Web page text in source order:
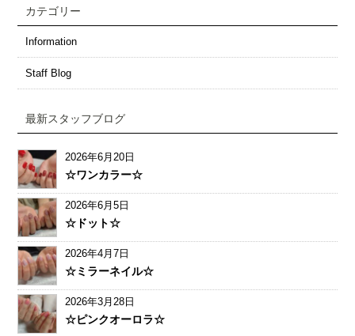
カテゴリー
Information
Staff Blog
最新スタッフブログ
2026年6月20日
☆ワンカラー☆
2026年6月5日
☆ドット☆
2026年4月7日
☆ミラーネイル☆
2026年3月28日
☆ピンクオーロラ☆